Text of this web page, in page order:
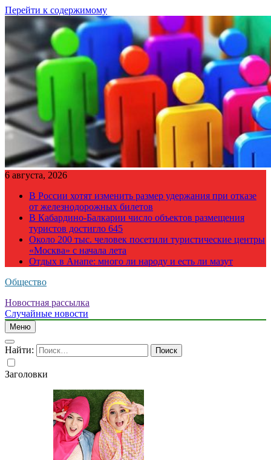
Перейти к содержимому
6 августа, 2026
В России хотят изменить размер удержания при отказе
от железнодорожных билетов
В Кабардино-Балкарии число объектов размещения
туристов достигло 645
Около 200 тыс. человек посетили туристические центры
«Москва» с начала лета
Отдых в Анапе: много ли народу и есть ли мазут
Общество
Новостная рассылка
Случайные новости
Меню
Найти:
Заголовки